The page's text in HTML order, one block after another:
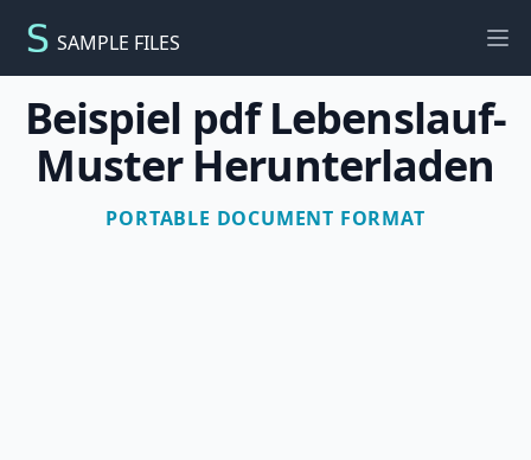
SAMPLE FILES
Beispiel pdf Lebenslauf-
Muster Herunterladen
PORTABLE DOCUMENT FORMAT